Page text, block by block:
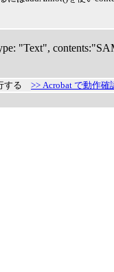
"Text",
する >> Acrobat で動作確